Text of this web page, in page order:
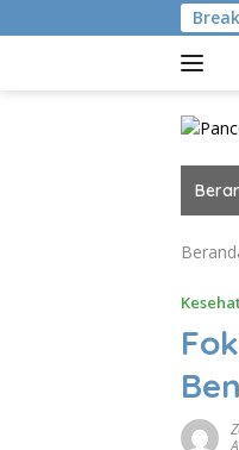
ke
Hingga Tanah Air